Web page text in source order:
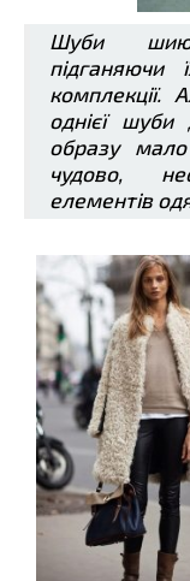
Шуби
підганяючи
однієї шуби
образу
чудово,
елементів